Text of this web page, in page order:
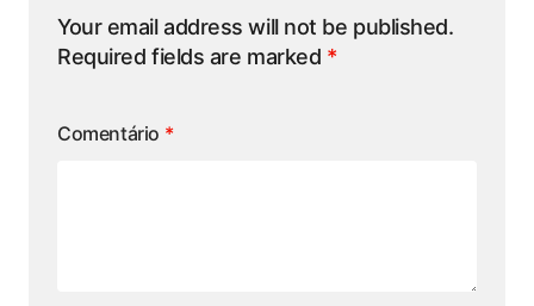
Your email address will not be published.
Required fields are marked *
Comentário *